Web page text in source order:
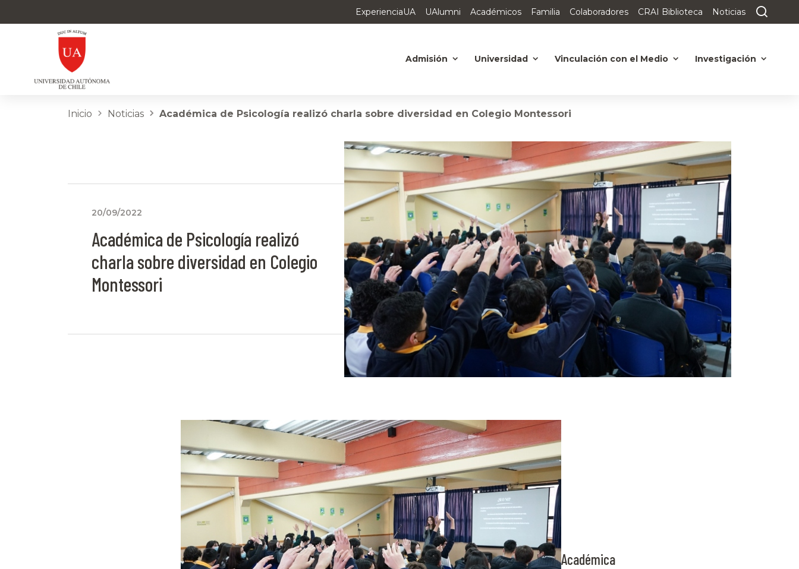
ExperienciaUA UAlumni Académicos Familia Colaboradores CRAI Biblioteca Noticias
Admisión Universidad Vinculación con el Medio Investigación
Inicio Noticias Académica de Psicología realizó charla sobre diversidad en Colegio Montessori
20/09/2022
Académica de Psicología realizó
charla sobre diversidad en Colegio
Montessori
Académica